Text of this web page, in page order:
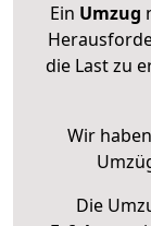
Ein Umzug
die Last zu
Wir
Die